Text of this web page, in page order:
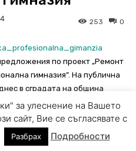
за улеснение на Вашето
сайт, Вие се съгласявате с
Разбрах Подробности